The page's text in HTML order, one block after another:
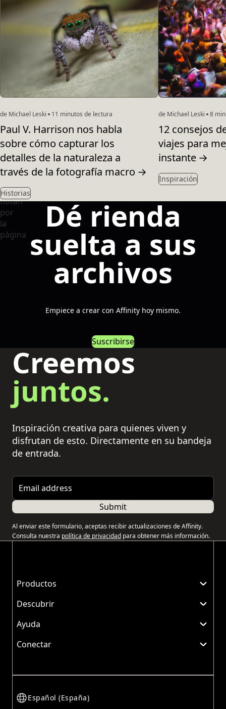
de Michael Leski 11 minutos de lectura
Paul V. Harrison nos habla
sobre cómo capturar los
detalles de la naturaleza a
través de la fotografía macro →
Historias
de Michael Leski 8
12 consejos
viajes para
instante →
Inspiración
Dé rienda
suelta a sus
archivos
Empiece a crear con Affinity hoy mismo.
Suscribirse
Creemos
juntos.
Inspiración creativa para quienes viven y
disfrutan de esto. Directamente en su bandeja
de entrada.
Email address
Submit
Al enviar este formulario, aceptas recibir actualizaciones de Affinity.
Consulta nuestra política de privacidad para obtener más información.
Productos
Descubrir
Ayuda
Conectar
Español (España)